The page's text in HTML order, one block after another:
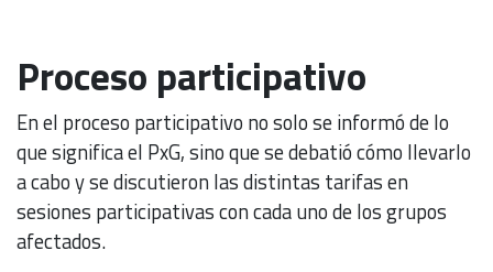
Proceso participativo
En el proceso participativo no solo se informó de lo
que significa el PxG, sino que se debatió cómo llevarlo
a cabo y se discutieron las distintas tarifas en
sesiones participativas con cada uno de los grupos
afectados.